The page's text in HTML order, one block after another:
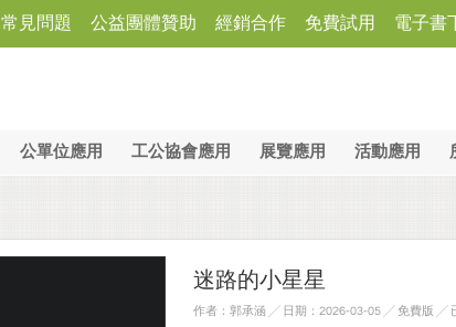
常見問題 公益團體贊助 經銷合作 免費試用 電子書
公單位應用 工公協會應用 展覽應用 活動應用
迷路的小星星
作者：郭承涵 ╱ 日期：2026-03-05 ╱ 免費版 ╱